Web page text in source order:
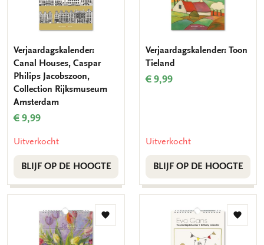
Verjaardagskalender:
Canal Houses, Caspar
Philips Jacobszoon,
Collection Rijksmuseum
Amsterdam
€ 9,99
Uitverkocht
BLIJF OP DE HOOGTE
Verjaardagskalender: Toon
Tieland
€ 9,99
Uitverkocht
BLIJF OP DE HOOGTE
Toevoegen